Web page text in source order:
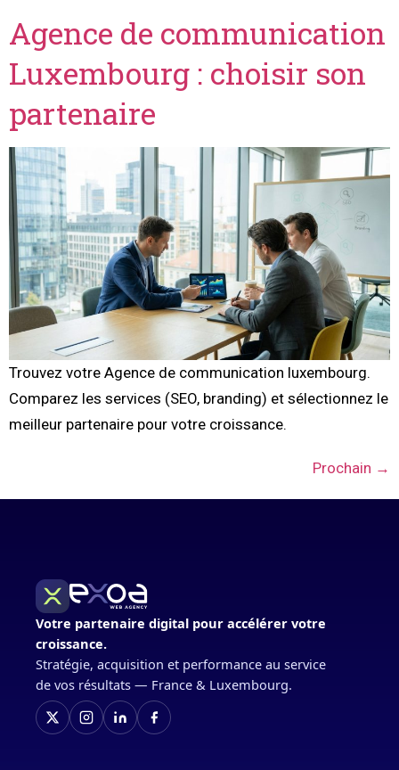
Agence de communication
Luxembourg : choisir son
partenaire
Trouvez votre Agence de communication luxembourg.
Comparez les services (SEO, branding) et sélectionnez le
meilleur partenaire pour votre croissance.
Prochain →
Votre partenaire digital pour accélérer votre
croissance.
Stratégie, acquisition et performance au service
de vos résultats — France & Luxembourg.